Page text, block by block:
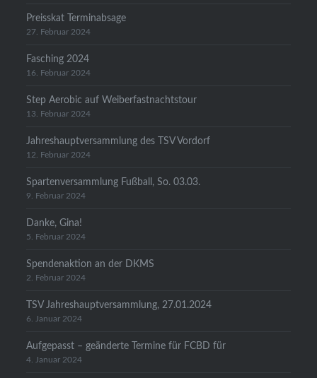
Preisskat Terminabsage
27. Februar 2024
Fasching 2024
16. Februar 2024
Step Aerobic auf Weiberfastnachtstour
13. Februar 2024
Jahreshauptversammlung des TSV Vordorf
12. Februar 2024
Spartenversammlung Fußball, So. 03.03.
9. Februar 2024
Danke, Gina!
5. Februar 2024
Spendenaktion an der DKMS
2. Februar 2024
TSV Jahreshauptversammlung, 27.01.2024
6. Januar 2024
Aufgepasst – geänderte Termine für FCBD für
4. Januar 2024